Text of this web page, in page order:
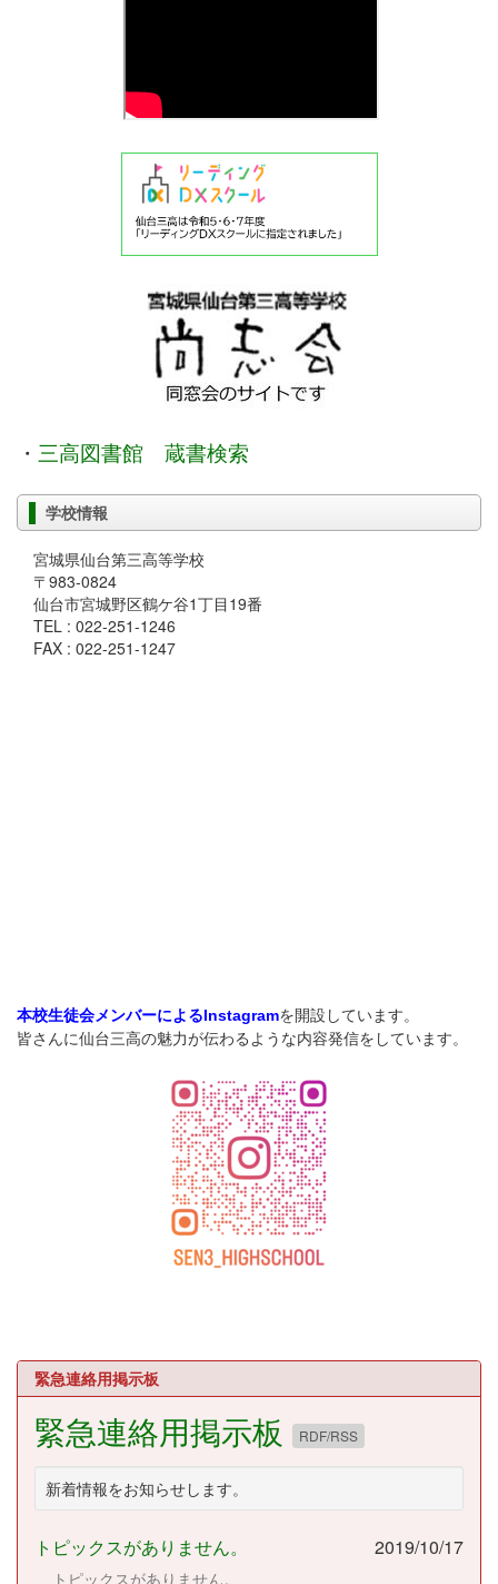
・ 三高図書館 蔵書検索
学校情報
宮城県仙台第三高等学校
〒983-0824
仙台市宮城野区鶴ケ谷1丁目19番
TEL : 022-251-1246
FAX : 022-251-1247
本校生徒会メンバーによるInstagramを開設しています。
皆さんに仙台三高の魅力が伝わるような内容発信をしています。
緊急連絡用掲示板
緊急連絡用掲示板 RDF/RSS
新着情報をお知らせします。
トピックスがありません。 2019/10/17
トピックスがありません。